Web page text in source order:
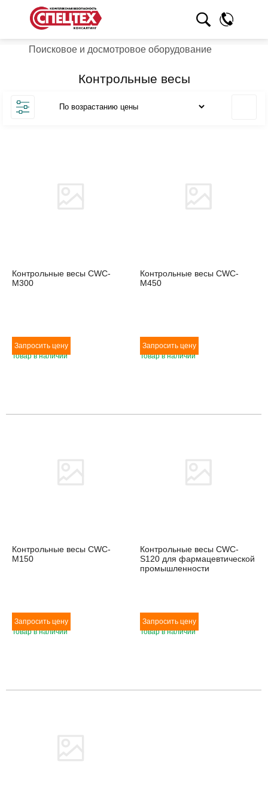
Поисковое и досмотровое оборудование
Контрольные весы
Контрольные весы CWC-
M300
Товар в наличии
Контрольные весы CWC-
M450
Товар в наличии
Контрольные весы CWC-
M150
Товар в наличии
Контрольные весы CWC-
S120 для фармацевтической
промышленности
Товар в наличии